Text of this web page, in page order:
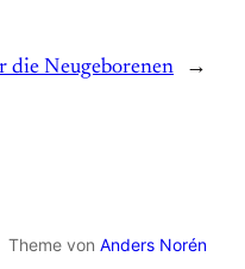
die Neugeborenen
→
Theme von Anders Norén